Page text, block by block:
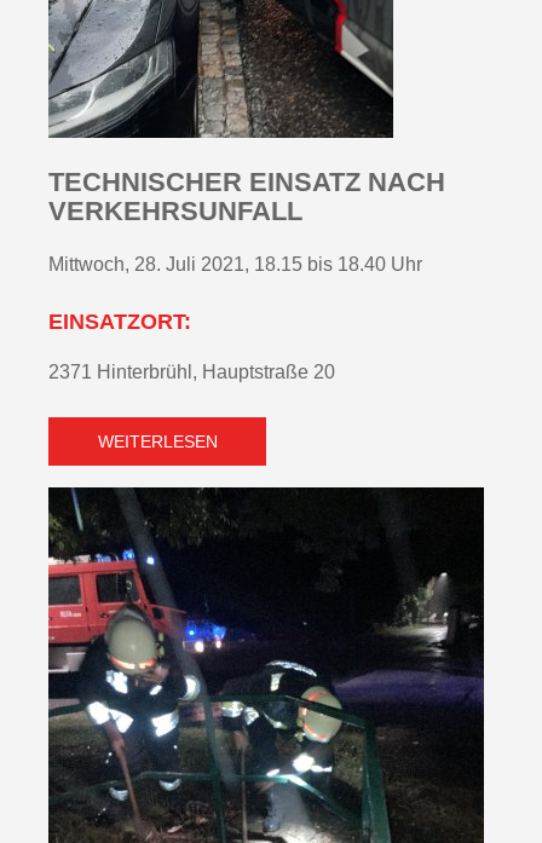
TECHNISCHER EINSATZ NACH
VERKEHRSUNFALL
Mittwoch, 28. Juli 2021, 18.15 bis 18.40 Uhr
EINSATZORT:
2371 Hinterbrühl, Hauptstraße 20
WEITERLESEN